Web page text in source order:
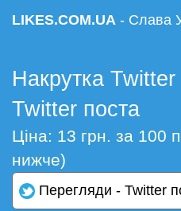
LIKES.COM.UA - Слава
Накрутка
Twitter поста
Ціна: 13 грн. за 100
нижче)
Перегляди - Twitter